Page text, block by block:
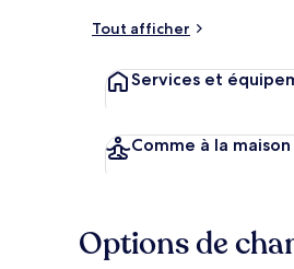
Tout afficher
Services et
Comme à la maison
Options de